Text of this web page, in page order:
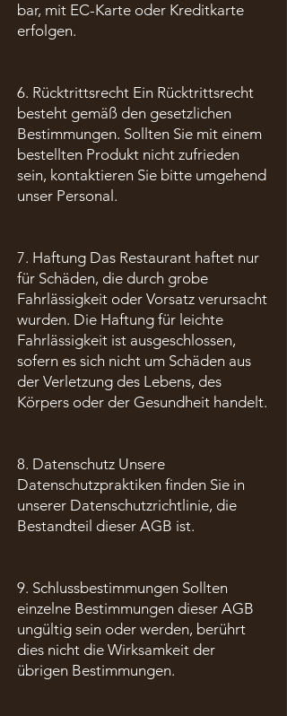
bar, mit EC-Karte oder Kreditkarte
erfolgen.
6. Rücktrittsrecht Ein Rücktrittsrecht
besteht gemäß den gesetzlichen
Bestimmungen. Sollten Sie mit einem
bestellten Produkt nicht zufrieden
sein, kontaktieren Sie bitte umgehend
unser Personal.
7. Haftung Das Restaurant haftet nur
für Schäden, die durch grobe
Fahrlässigkeit oder Vorsatz verursacht
wurden. Die Haftung für leichte
Fahrlässigkeit ist ausgeschlossen,
sofern es sich nicht um Schäden aus
der Verletzung des Lebens, des
Körpers oder der Gesundheit handelt.
8. Datenschutz Unsere
Datenschutzpraktiken finden Sie in
unserer Datenschutzrichtlinie, die
Bestandteil dieser AGB ist.
9. Schlussbestimmungen Sollten
einzelne Bestimmungen dieser AGB
ungültig sein oder werden, berührt
dies nicht die Wirksamkeit der
übrigen Bestimmungen.